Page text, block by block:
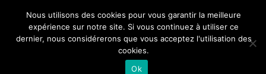
contenu
Actualités de Lorraine pour les Lorrains
Nous utilisons des cookies pour vous garantir la meilleure
expérience sur notre site. Si vous continuez à utiliser ce
dernier, nous considérerons que vous acceptez l'utilisation des
cookies.
Ok